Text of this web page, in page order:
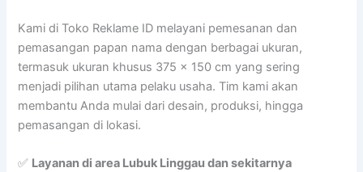
Kami di Toko Reklame ID melayani pemesanan dan
pemasangan papan nama dengan berbagai ukuran,
termasuk ukuran khusus 375 x 150 cm yang sering
menjadi pilihan utama pelaku usaha. Tim kami akan
membantu Anda mulai dari desain, produksi, hingga
pemasangan di lokasi.
✅ Layanan di area Lubuk Linggau dan sekitarnya